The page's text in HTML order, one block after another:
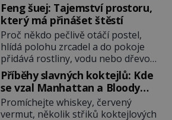
Feng šuej: Tajemství prostoru,
který má přinášet štěstí
Proč někdo pečlivě otáčí postel,
hlídá polohu zrcadel a do pokoje
přidává rostliny, vodu nebo dřevo?
Feng šuej tvrdí, že domov není jen
soubor zdí a nábytku. Je to prostor,
kterým proudí energie čchi a jeho
uspořádání může ovlivňovat, jak se
Příběhy slavných koktejlů: Kde
se vzal Manhattan a Bloody
Mary?
Promíchejte whiskey, červený
vermut, několik střiků koktejlových